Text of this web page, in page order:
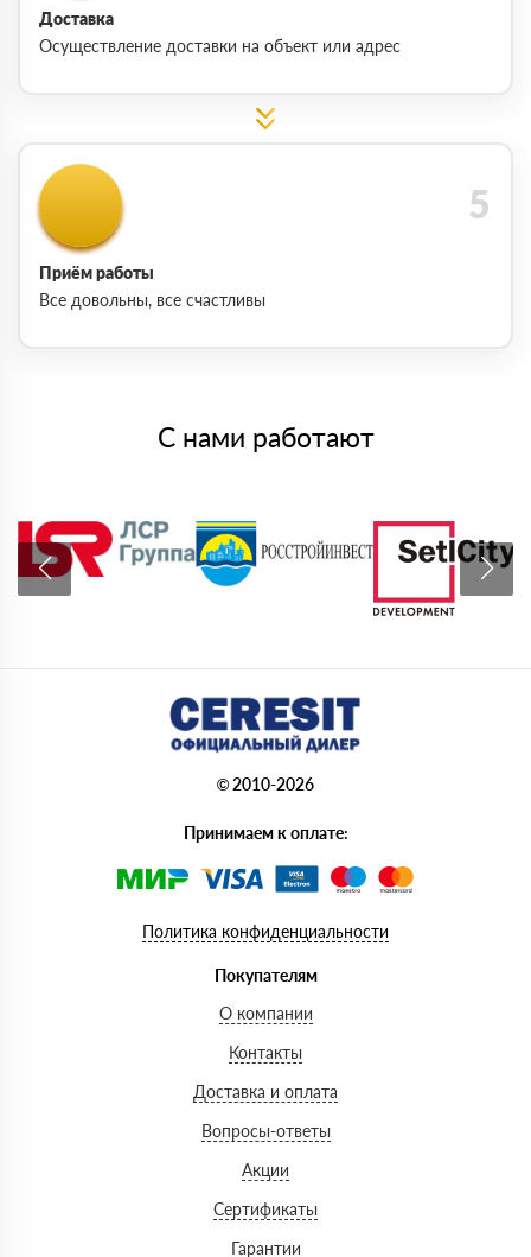
Доставка
Осуществление доставки на объект или адрес
Приём работы
Все довольны, все счастливы
С нами работают
© 2010-2026
Принимаем к оплате:
Политика конфиденциальности
Покупателям
О компании
Контакты
Доставка и оплата
Вопросы-ответы
Акции
Сертификаты
Гарантии